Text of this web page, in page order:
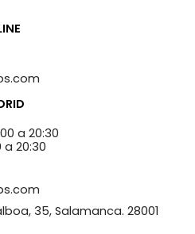
a 20:30
a 20:30
35, Salamanca. 28001